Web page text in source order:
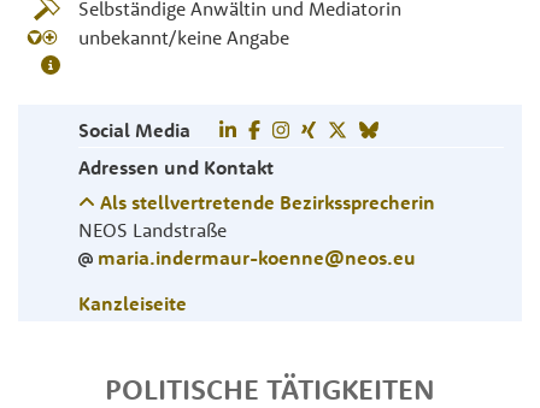
Selbständige Anwältin und Mediatorin
unbekannt/keine Angabe
Social Media
Adressen und Kontakt
Als stellvertretende Bezirkssprecherin
NEOS Landstraße
maria.indermaur-koenne@neos.eu
Kanzleiseite
POLITISCHE TÄTIGKEITEN